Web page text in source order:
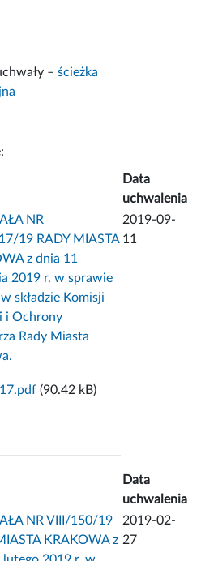
–ścieżka
Data
uchwalenia
NR
19 RADY MIASTA
z dnia 11
2019 r. w sprawie
składzie Komisji
i Ochrony
Rady Miasta
2019-09-
11
(90.42 kB)
Data
uchwalenia
NR VIII/150/19
KRAKOWA z
2019-02-
27